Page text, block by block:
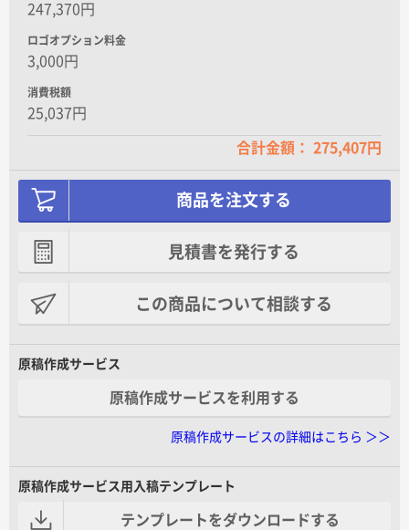
247,370円
ロゴオプション料金
3,000円
消費税額
25,037円
合計金額： 275,407円
商品を注文する
見積書を発行する
この商品について相談する
原稿作成サービス
原稿作成サービスを利用する
原稿作成サービスの詳細はこちら ＞＞
原稿作成サービス用入稿テンプレート
テンプレートをダウンロードする